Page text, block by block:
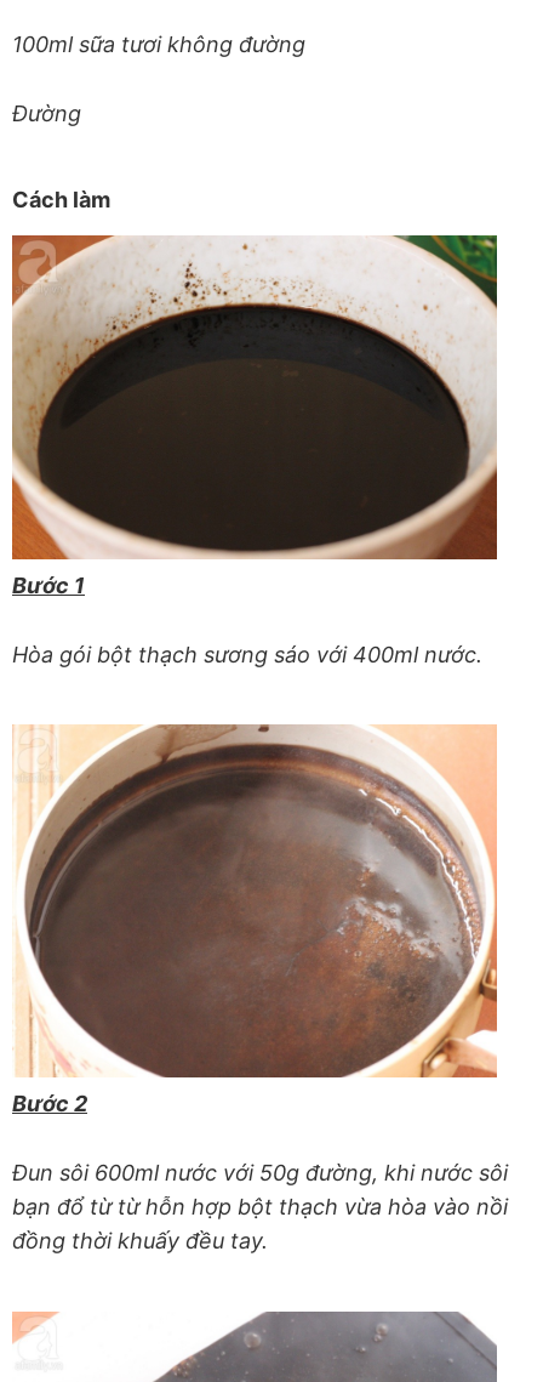
100ml sữa tươi không đường
Đường
Cách làm
Bước 1
Hòa gói bột thạch sương sáo với 400ml nước.
Bước 2
Đun sôi 600ml nước với 50g đường, khi nước sôi
bạn đổ từ từ hỗn hợp bột thạch vừa hòa vào nồi
đồng thời khuấy đều tay.